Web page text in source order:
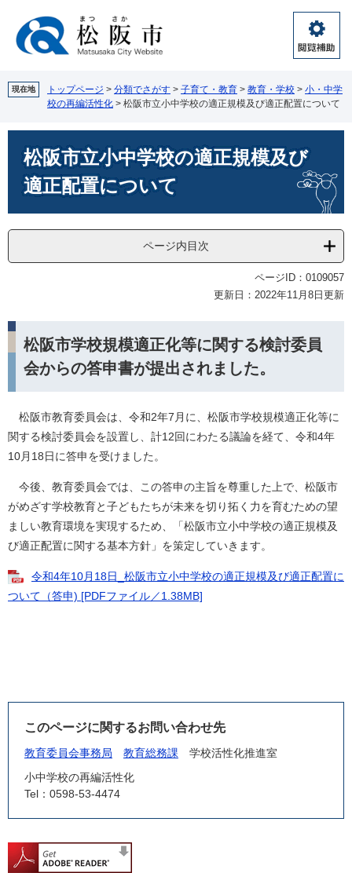
閲
覧
助
現在地 トップページ > 分類でさがす > 子育て・教育 > 教育・学校 > 小・中学
校の再編活性化 > 松阪市立小中学校の適正規模及び適正配置について
松阪市立小中学校の適正規模及び
適正配置について
ページ内目次
ページID：0109057
更新日：2022年11月8日更新
松阪市学校規模適正化等に関する検討委員
会からの答申書が提出されました。
松阪市教育委員会は、令和2年7月に、松阪市学校規模適正化等に
関する検討委員会を設置し、計12回にわたる議論を経て、令和4年
10月18日に答申を受けました。
今後、教育委員会では、この答申の主旨を尊重した上で、松阪市
がめざす学校教育と子どもたちが未来を切り拓く力を育むための望
ましい教育環境を実現するため、「松阪市立小中学校の適正規模及
び適正配置に関する基本方針」を策定していきます。
令和4年10月18日_松阪市立小中学校の適正規模及び適正配置に
ついて（答申) [PDFファイル／1.38MB]
このページに関するお問い合わせ先
教育委員会事務局 教育総務課
学校活性化推進室
小中学校の再編活性化
Tel：0598-53-4474